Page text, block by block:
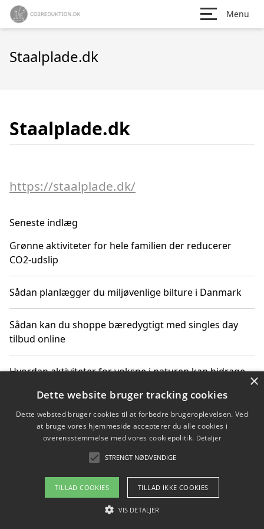
Menu
Staalplade.dk
Staalplade.dk
https://staalplade.dk/
Seneste indlæg
Grønne aktiviteter for hele familien der reducerer
CO2-udslip
Sådan planlægger du miljøvenlige bilture i Danmark
Sådan kan du shoppe bæredygtigt med singles day
tilbud online
Hvordan aktiviteter for voksne i naturen kan bidrage
Sådan planlægger du dine vigtige datoer for CO2-
reduktion
Copyright 2026 - Pilanto Aps
Om / kontakt
×
Dette website bruger tracking cookies
Dette websted bruger cookies til at forbedre brugeroplevelsen. Ved
at bruge vores hjemmeside accepterer du alle cookies i
overensstemmelse med vores cookiepolitik. Detaljer
STRENGT NØDVENDIGE
TILLAD COOKIES TILLAD IKKE COOKIES
VIS DETALJER